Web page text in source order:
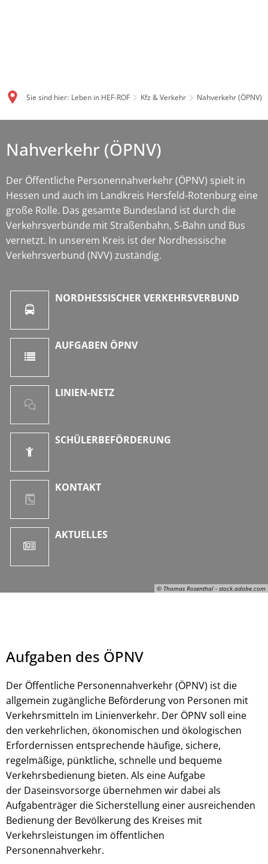
Sie sind hier: Leben in HEF-ROF Kfz & Verkehr Nahverkehr (ÖPNV)
© Thomas Rosenthal - stock.adobe.com
Thomas Rosenthal, © Thomas Rosenthal - stock.adobe.com
Nahverkehr (ÖPNV)
Der Öffentliche Personennahverkehr (ÖPNV) spielt in
Hessen und auch im Landkreis Hersfeld-Rotenburg eine
große Rolle. Das gesamte Bundesland ist durch die
Verkehrsverbünde mit Straßenbahn, S-Bahn und Bus
vernetzt. In unserem Kreis ist der Nordhessische
Verkehrsverbund (NVV) zuständig.
NORDHESSISCHER VERKEHRSVERBUND
AUFGABEN ÖPNV
LINIEN-NETZ
SCHÜLERBEFÖRDERUNG
KONTAKT
AKTUELLES
Aufgaben des ÖPNV
Der Öffentliche Personennahverkehr (ÖPNV) ist die
allgemein zugängliche Beförderung von Personen mit
Verkehrsmitteln im Linienverkehr. Der ÖPNV soll eine
den verkehrlichen, ökonomischen und ökologischen
Erfordernissen entsprechende häufige, sichere,
regelmäßige, pünktliche, schnelle und bequeme
Verkehrs­bedienung bieten. Als eine Aufgabe
der Daseinsvorsorge übernehmen wir dabei als
Aufgabenträger die Sicherstellung einer ausreichenden
Bedienung der Bevölkerung des Kreises mit
Verkehrsleistungen im öffentlichen
Personennahverkehr.